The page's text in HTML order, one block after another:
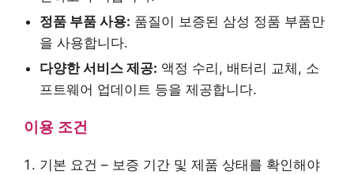
정품 부품 사용: 품질이 보증된 삼성 정품 부품만
을 사용합니다.
다양한 서비스 제공: 액정 수리, 배터리 교체, 소
프트웨어 업데이트 등을 제공합니다.
이용 조건
기본 요건 – 보증 기간 및 제품 상태를 확인해야